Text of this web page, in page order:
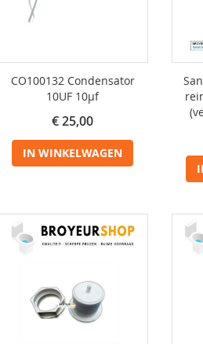
CO100132 Condensator
10UF 10µf
€ 25,00
IN WINKELWAGEN